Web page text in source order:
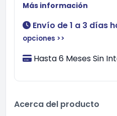
Más información
Envío de 1 a 3 días
opciones >>
Hasta 6 Meses Sin
Acerca del producto